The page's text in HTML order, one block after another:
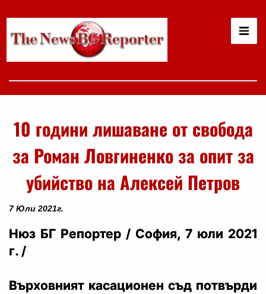
10 години лишаване от свобода
за Роман Ловгиненко за опит за
убийство на Алексей Петров
7 Юли 2021г.
Нюз БГ Репортер / София, 7 юли 2021
г. /
Върховният касационен съд потвърди